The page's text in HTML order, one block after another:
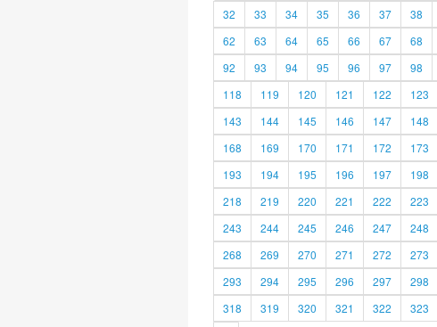
32
33 34 35 36 37 38
62
63 64 65 66 67 68
92
93 94 95 96 97 98
118
119 120 121 122 123
143
144 145 146 147 148
168
169 170 171 172 173
193
194 195 196 197 198
218
219 220 221 222 223
243
244 245 246 247 248
268
269 270 271 272 273
293
294 295 296 297 298
318
319 320 321 322 323